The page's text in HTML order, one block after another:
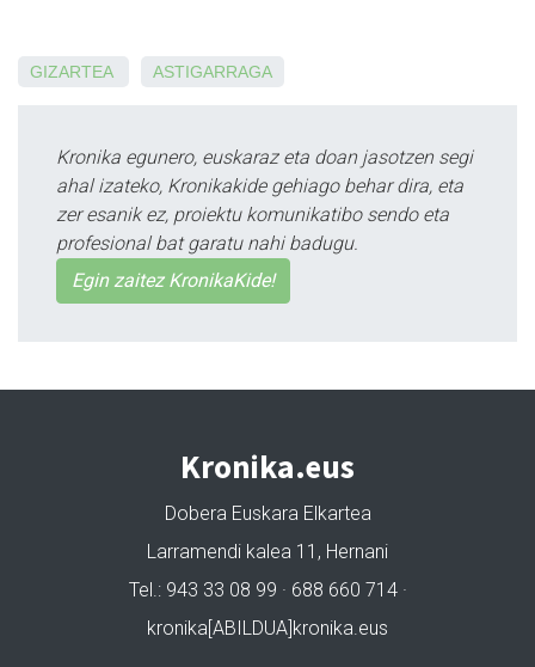
GIZARTEA ASTIGARRAGA
Kronika egunero, euskaraz eta doan jasotzen segi
ahal izateko, Kronikakide gehiago behar dira, eta
zer esanik ez, proiektu komunikatibo sendo eta
profesional bat garatu nahi badugu.
Egin zaitez KronikaKide!
Kronika.eus
Dobera Euskara Elkartea
Larramendi kalea 11, Hernani
Tel.: 943 33 08 99 · 688 660 714 ·
kronika[ABILDUA]kronika.eus